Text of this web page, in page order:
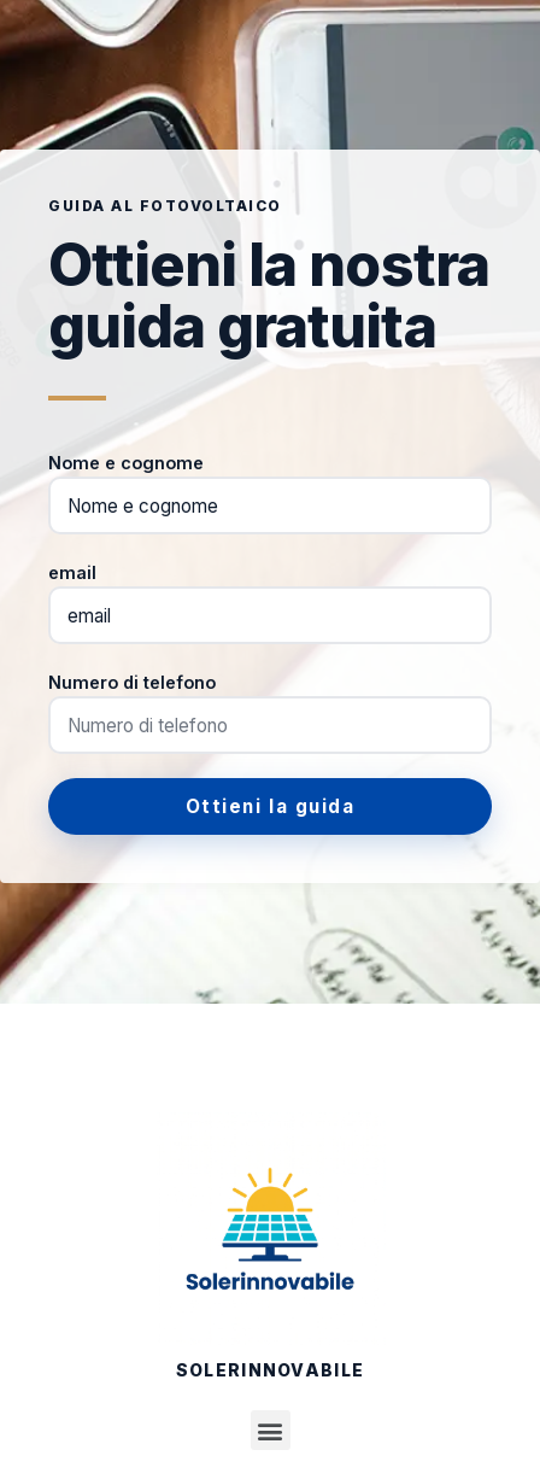
GUIDA AL FOTOVOLTAICO
Ottieni la nostra
guida gratuita
Nome e cognome
email
Numero di telefono
Ottieni la guida
SOLERINNOVABILE